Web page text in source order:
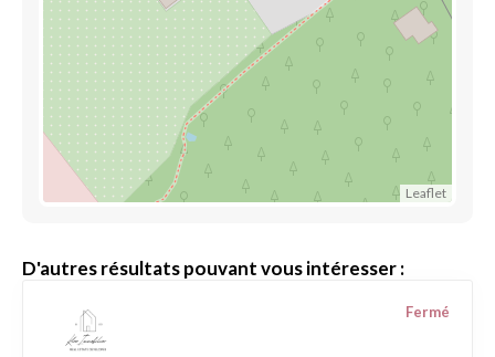
Leaflet
D'autres résultats pouvant vous intéresser :
Fermé